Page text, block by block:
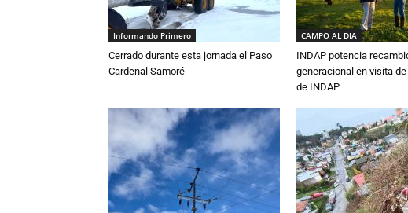
Informando Primero
Cerrado durante esta jornada el Paso
Cardenal Samoré
CAMPO AL DIA
INDAP potencia
generacional en visita
de INDAP